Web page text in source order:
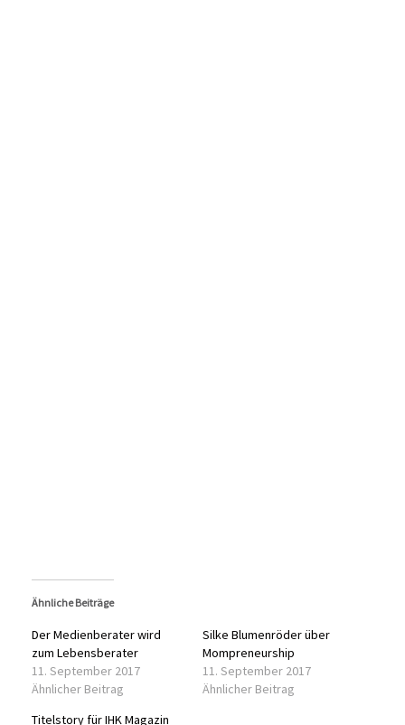
Ähnliche Beiträge
Der Medienberater wird
zum Lebensberater
11. September 2017
Ähnlicher Beitrag
Silke Blumenröder über
Mompreneurship
11. September 2017
Ähnlicher Beitrag
Titelstory für IHK Magazin